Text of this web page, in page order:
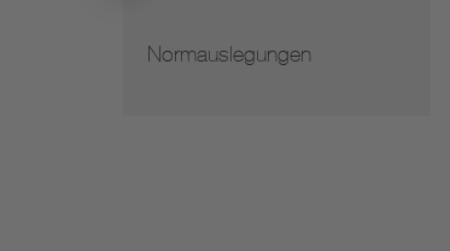
Normauslegungen